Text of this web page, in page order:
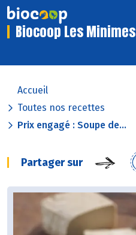
Biocoop Les Minimes
Accueil
Toutes nos recettes
Prix engagé : Soupe de...
Partager sur